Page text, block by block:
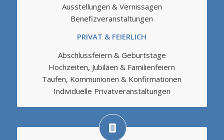
Ausstellungen & Vernissagen
Benefizveranstaltungen
PRIVAT & FEIERLICH
Abschlussfeiern & Geburtstage
Hochzeiten, Jubiläen & Familienfeiern
Taufen, Kommunionen & Konfirmationen
Individuelle Privatveranstaltungen